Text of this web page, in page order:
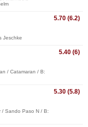
5.70 (6.2)
Jeschke
5.40 (6)
/ Catamaran / B:
5.30 (5.8)
/ Sando Paso N / B: